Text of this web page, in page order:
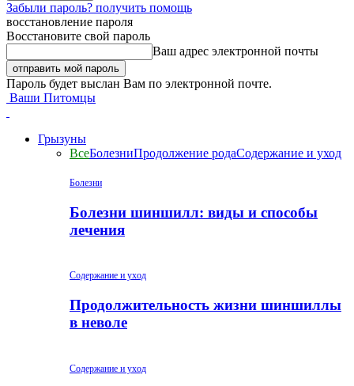
Забыли пароль? получить помощь
восстановление пароля
Восстановите свой пароль
Ваш адрес электронной почты
Пароль будет выслан Вам по электронной почте.
Ваши Питомцы
Грызуны
ВсеБолезниПродолжение родаСодержание и уход
Болезни
Болезни шиншилл: виды и способы
лечения
Содержание и уход
Продолжительность жизни шиншиллы
в неволе
Содержание и уход